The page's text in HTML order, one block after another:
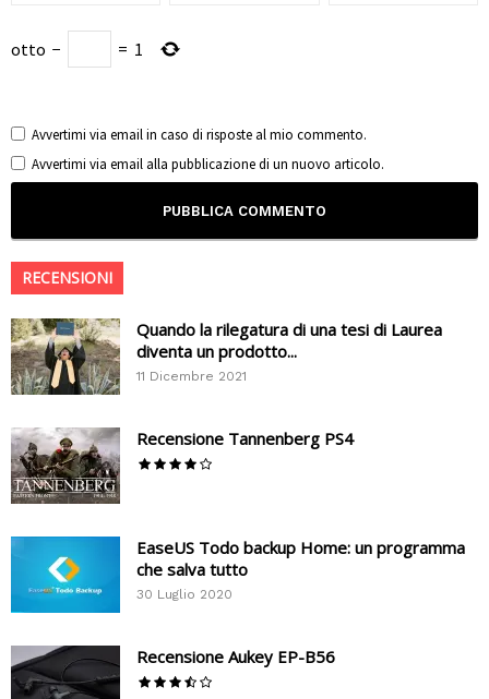
otto − = 1
Avvertimi via email in caso di risposte al mio commento.
Avvertimi via email alla pubblicazione di un nuovo articolo.
RECENSIONI
Quando la rilegatura di una tesi di Laurea
diventa un prodotto...
11 Dicembre 2021
Recensione Tannenberg PS4
EaseUS Todo backup Home: un programma
che salva tutto
30 Luglio 2020
Recensione Aukey EP-B56